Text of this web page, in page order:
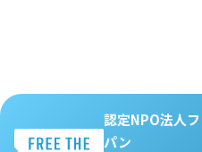
認定NPO法人
パン